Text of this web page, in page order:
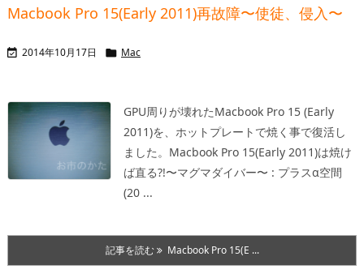
次へ
Macbook Pro 15(Early 2011)再故障〜使徒、侵入〜
 2014年10月17日  Mac
GPU周りが壊れたMacbook Pro 15 (Early
2011)を、ホットプレートで焼く事で復活し
ました。 Macbook Pro 15(Early 2011)は焼け
ば直る?!〜マグマダイバー〜 : プラスα空間
(20 ...
記事を読む Macbook Pro 15(E ...